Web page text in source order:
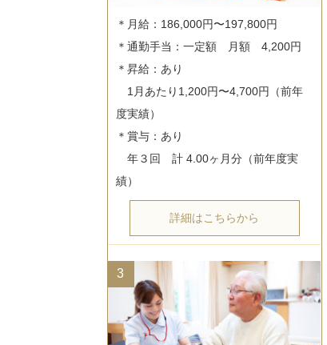
＊月給：186,000円〜197,800円
＊通勤手当：一定額　月額　4,200円
＊昇給：あり
1月あたり1,200円〜4,700円（前年
度実績）
＊賞与：あり
年３回　計 4.00ヶ月分（前年度実
詳細はこちらから
3